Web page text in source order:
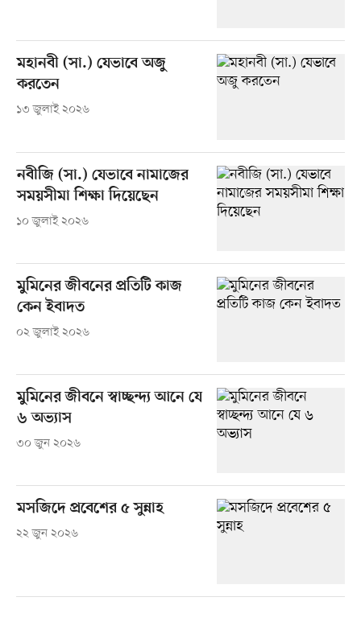
মহানবী (সা.) যেভাবে অজু
করতেন
১৩ জুলাই ২০২৬
নবীজি (সা.) যেভাবে নামাজের
সময়সীমা শিক্ষা দিয়েছেন
১০ জুলাই ২০২৬
মুমিনের জীবনের প্রতিটি কাজ
কেন ইবাদত
০২ জুলাই ২০২৬
মুমিনের জীবনে স্বাচ্ছন্দ্য আনে যে
৬ অভ্যাস
৩০ জুন ২০২৬
মসজিদে প্রবেশের ৫ সুন্নাহ
২২ জুন ২০২৬